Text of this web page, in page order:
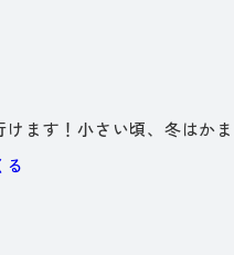
ます！小さい頃、冬はか